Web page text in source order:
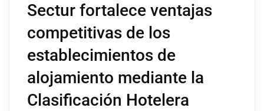
Sectur fortalece ventajas
competitivas de los
establecimientos de
alojamiento mediante la
Clasificación Hotelera